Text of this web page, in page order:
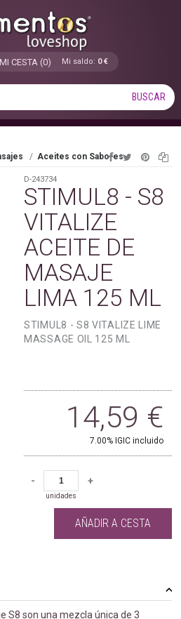
MI CESTA 0 Mi saldo: 0 €
Aceites con Sabores
D-243734
STIMUL8 - S8
VITALIZE
ACEITE DE
MASAJE
LIMA 125 ML
STIMUL8 - S8 VITALIZE LIME
MASSAGE OIL 125 ML
14,59 €
7.00% IGIC incluido
-
unidades
+
AÑADIR A CESTA
S8 son una mezcla única de 3